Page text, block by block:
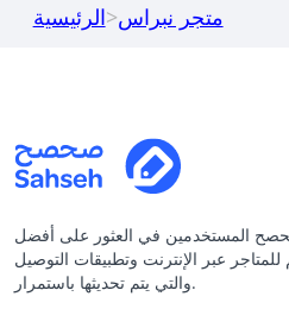
الرئيسية>متجر نبراس
المستخدمين في العثور على أفضل
للمتاجر عبر الإنترنت وتطبيقات التوصيل
والتي يتم تحديثها باستمرار.